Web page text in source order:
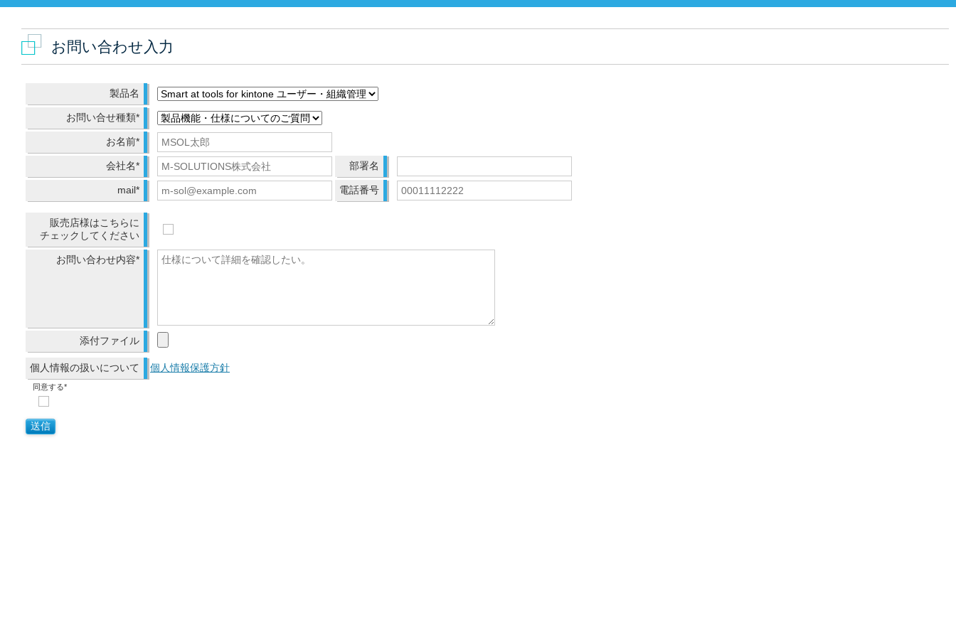
お問い合わせ入力
製品名
お問い合せ種類*
お名前*
会社名* 部署名
mail* 電話番号
販売店様はこちらに
チェックしてください
お問い合わせ内容*
添付ファイル
個人情報の扱いについて 個人情報保護方針
同意する*